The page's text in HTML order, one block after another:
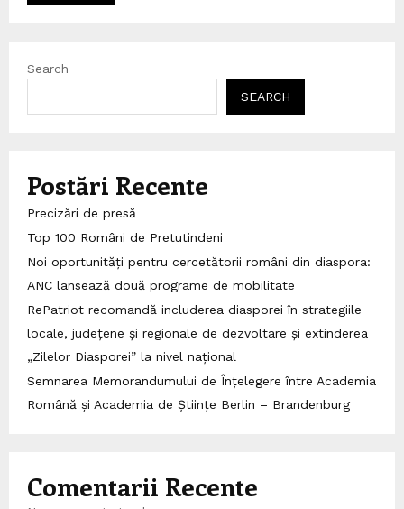
Search
SEARCH
Postări Recente
Precizări de presă
Top 100 Români de Pretutindeni
Noi oportunități pentru cercetătorii români din diaspora:
ANC lansează două programe de mobilitate
RePatriot recomandă includerea diasporei în strategiile
locale, județene și regionale de dezvoltare și extinderea
„Zilelor Diasporei” la nivel național
Semnarea Memorandumului de Înțelegere între Academia
Română și Academia de Științe Berlin – Brandenburg
Comentarii Recente